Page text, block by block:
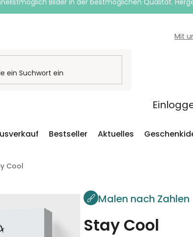
Bilder in der bestmöglichen Qualität.
Mit
Bestseller Aktuelles
Cool
Malen nach Zahlen
Stay Cool